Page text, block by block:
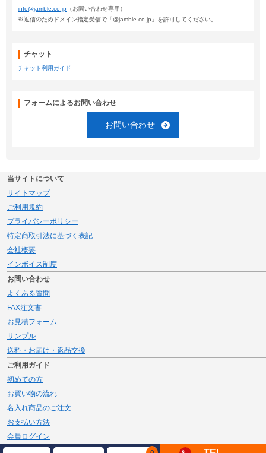
info@jamble.co.jp （お問い合わせ専用）
※返信のためドメイン指定受信で「@jamble.co.jp」を許可してください。
チャット
チャット利用ガイド
フォームによるお問い合わせ
お問い合わせ
当サイトについて
サイトマップ
ご利用規約
プライバシーポリシー
特定商取引法に基づく表記
会社概要
インボイス制度
お問い合わせ
よくある質問
FAX注文書
お見積フォーム
サンプル
送料・お届け・返品交換
ご利用ガイド
初めての方
お買い物の流れ
名入れ商品のご注文
お支払い方法
会員ログイン
メルマガ登録